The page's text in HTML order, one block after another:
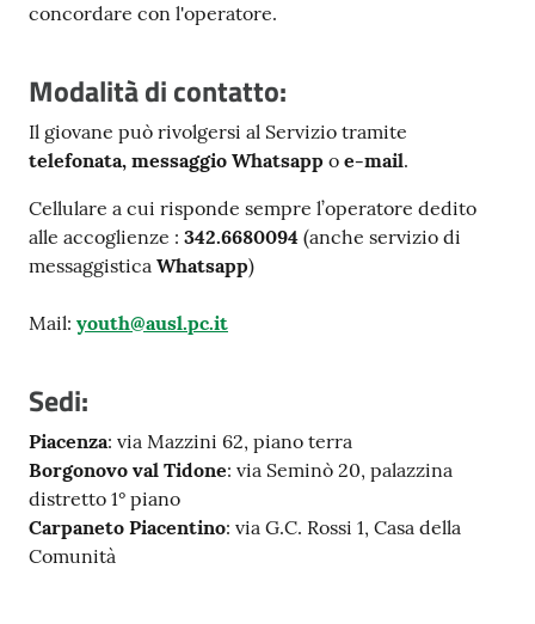
concordare con l'operatore.
Modalità di contatto:
Il giovane può rivolgersi al Servizio tramite
telefonata, messaggio Whatsapp o e-mail.
Cellulare a cui risponde sempre l’operatore dedito
alle accoglienze : 342.6680094 (anche servizio di
messaggistica Whatsapp)
Mail: youth@ausl.pc.it
Sedi:
Piacenza: via Mazzini 62, piano terra
Borgonovo val Tidone: via Seminò 20, palazzina
distretto 1° piano
Carpaneto Piacentino: via G.C. Rossi 1, Casa della
Comunità